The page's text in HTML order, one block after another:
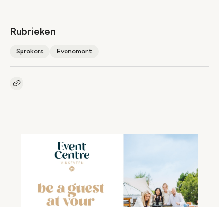
Rubrieken
Sprekers Evenement
Kopieer link naar artikel